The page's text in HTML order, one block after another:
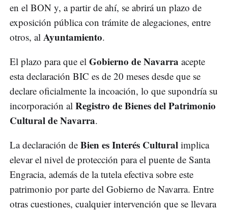
en el BON y, a partir de ahí, se abrirá un plazo de
exposición pública con trámite de alegaciones, entre
otros, al Ayuntamiento.
El plazo para que el Gobierno de Navarra acepte
esta declaración BIC es de 20 meses desde que se
declare oficialmente la incoación, lo que supondría su
incorporación al Registro de Bienes del Patrimonio
Cultural de Navarra.
La declaración de Bien es Interés Cultural implica
elevar el nivel de protección para el puente de Santa
Engracia, además de la tutela efectiva sobre este
patrimonio por parte del Gobierno de Navarra. Entre
otras cuestiones, cualquier intervención que se llevara